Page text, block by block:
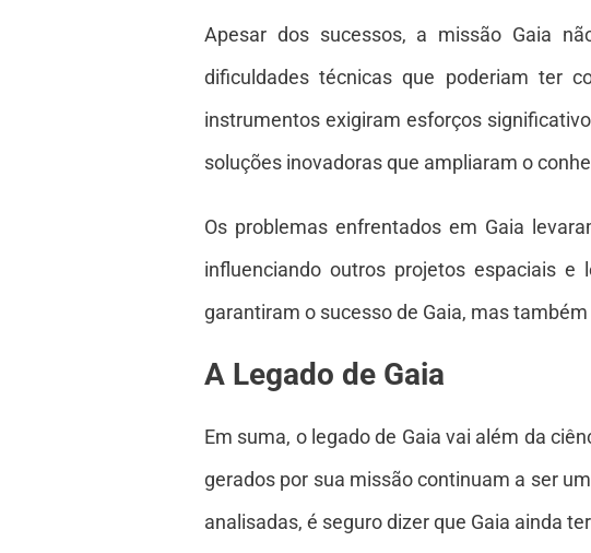
Apesar dos sucessos, a missão Gaia
dificuldades técnicas que poderiam ter
instrumentos exigiram esforços
soluções inovadoras que ampliaram o
Os problemas enfrentados em Gaia
influenciando outros projetos espaciais
garantiram o sucesso de Gaia, mas
A Legado de Gaia
Em suma, o legado de Gaia vai além da
gerados por sua missão continuam a ser
analisadas, é seguro dizer que Gaia ainda